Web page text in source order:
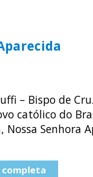
– Bispo de
católico do
Nossa Senhora
completa